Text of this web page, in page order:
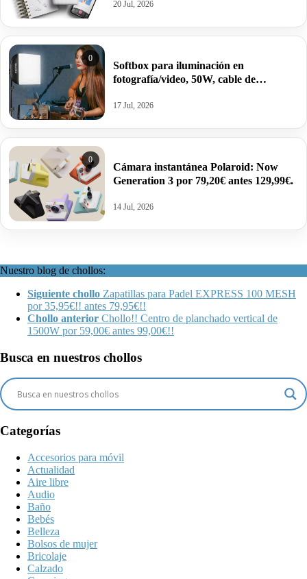
20 Jul, 2026
0
Softbox para iluminación en
fotografía/video, 50W, cable de
59,99€.
17 Jul, 2026
0
Cámara instantánea Polaroid: Now
Generation 3 por 79,20€ antes 129,99€.
14 Jul, 2026
Nuestro blog de chollos:
Siguiente chollo Zapatillas para Padel EXPRESS 100 MESH
por 35,95€!! antes 79,95€!!
Chollo anterior Chollo!! Centro de planchado vertical de
1500W por 59,00€ antes 99,00€!!
Busca en nuestros chollos
Categorías
Accesorios para móvil
Actualidad
Aire libre
Audio
Baño
Bebés
Belleza
Bolsos de mujer
Bricolaje
Calzado